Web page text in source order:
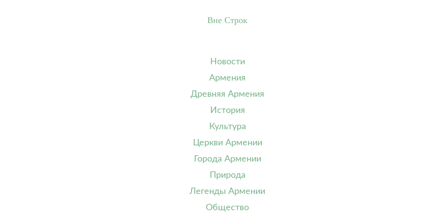
Вне Строк
Новости
Армения
Древняя Армения
История
Культура
Церкви Армении
Города Армении
Природа
Легенды Армении
Общество